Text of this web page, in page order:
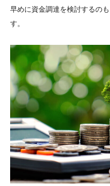
早めに資金調達を検討するの
す。